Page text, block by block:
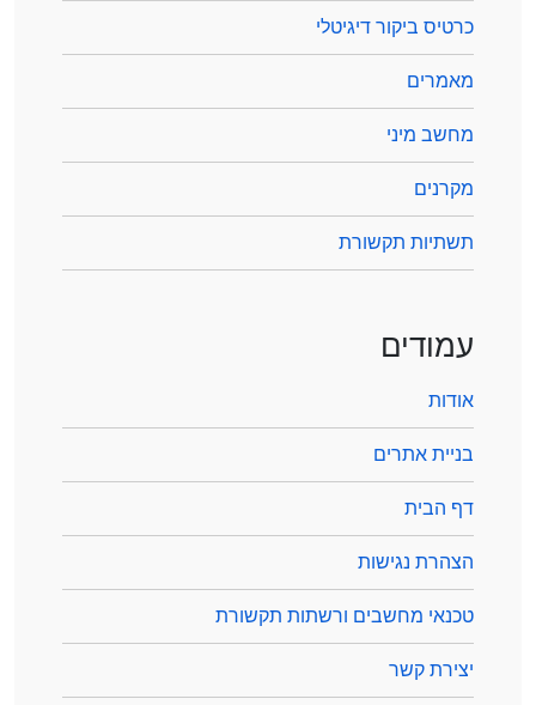
כרטיס ביקור דיגיטלי
מאמרים
מחשב מיני
מקרנים
תשתיות תקשורת
עמודים
אודות
בניית אתרים
דף הבית
הצהרת נגישות
טכנאי מחשבים ורשתות תקשורת
יצירת קשר